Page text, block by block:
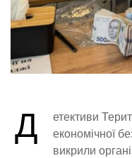
Д
етективи
економічної
викрили